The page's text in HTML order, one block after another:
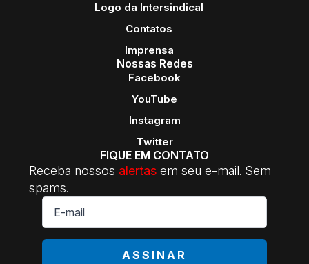
Logo da Intersindical
Contatos
Imprensa
Nossas Redes
Facebook
YouTube
Instagram
Twitter
FIQUE EM CONTATO
Receba nossos alertas em seu e-mail. Sem
spams.
E-
mail
*
ASSINAR